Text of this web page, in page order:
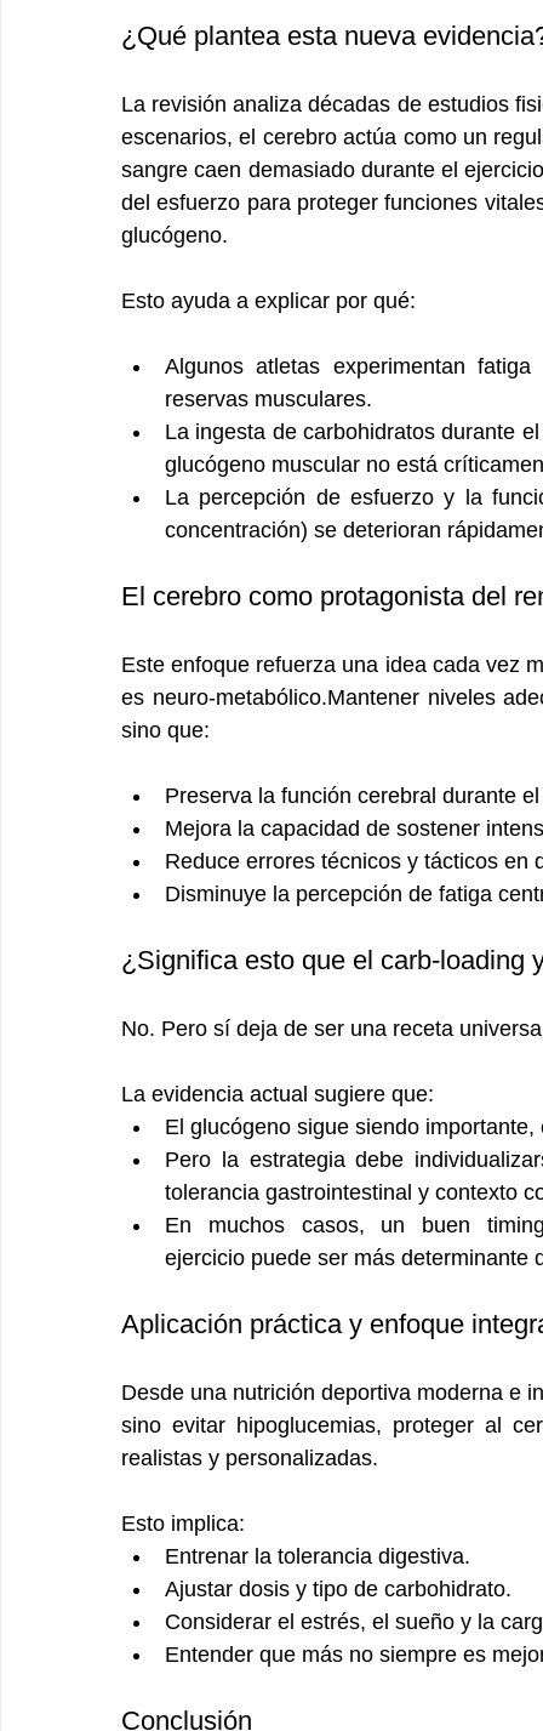
¿Qué plantea esta nueva
La revisión analiza décadas de estudios
escenarios, el cerebro actúa como un
sangre caen demasiado durante el
del esfuerzo para proteger funciones
glucógeno.
Esto ayuda a explicar por qué:
Algunos atletas experimentan
reservas musculares.
La ingesta de carbohidratos durante
glucógeno muscular no está
La percepción de esfuerzo y la
concentración) se deterioran
El cerebro como protagonista del
Este enfoque refuerza una idea cada vez
es neuro-metabólico.Mantener niveles
sino que:
Preserva la función cerebral durante
Mejora la capacidad de sostener
Reduce errores técnicos y tácticos en
Disminuye la percepción de fatiga
¿Significa esto que el carb-loading
No. Pero sí deja de ser una receta
La evidencia actual sugiere que:
El glucógeno sigue siendo
Pero la estrategia debe
tolerancia gastrointestinal y contexto
En muchos casos, un buen
ejercicio puede ser más determinante
Aplicación práctica y enfoque
Desde una nutrición deportiva moderna e
sino evitar hipoglucemias, proteger al
realistas y personalizadas.
Esto implica:
Entrenar la tolerancia digestiva.
Ajustar dosis y tipo de carbohidrato.
Considerar el estrés, el sueño y la
Entender que más no siempre es
Conclusión